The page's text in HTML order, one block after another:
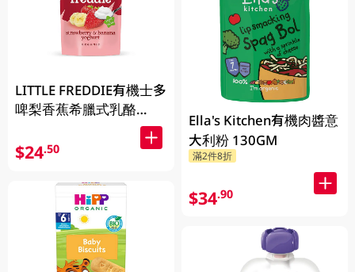
LITTLE FREDDIE有機士多
啤梨香蕉希臘式乳酪
$24.50
Ella's Kitchen有機肉醬意
大利粉 130GM
滿2件8折
$34.90